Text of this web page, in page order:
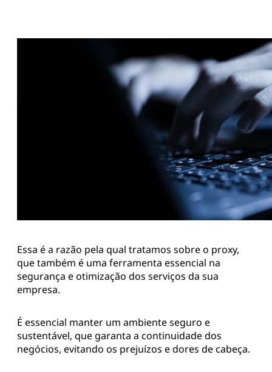
Essa é a razão pela qual tratamos sobre o proxy,
que também é uma ferramenta essencial na
segurança e otimização dos serviços da sua
empresa.
É essencial manter um ambiente seguro e
sustentável, que garanta a continuidade dos
negócios, evitando os prejuízos e dores de cabeça.